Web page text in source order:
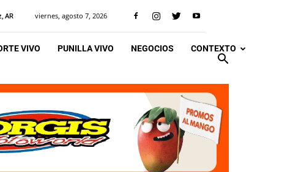
AR viernes, agosto 7, 2026
VIVO PUNILLA VIVO NEGOCIOS CONTEXTO